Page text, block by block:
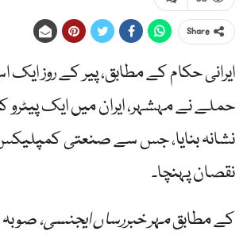
Share
ایرانی حکام کے مطابق، پیر کے روز ایک
حملے نے مہشہر، ایران میں ایک پیٹرو
نشانہ بنایا، جس سے صنعتی
نقصان پہنچا۔
کے مطابقمہر خبررساں ایجنسی،